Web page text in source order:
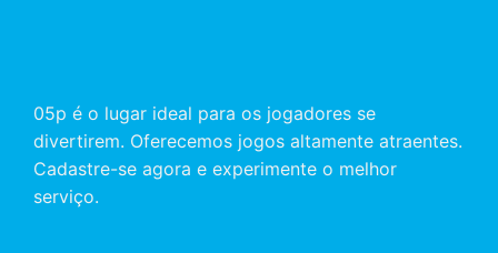
05p é o lugar ideal para os jogadores se
divertirem. Oferecemos jogos altamente atraentes.
Cadastre-se agora e experimente o melhor
serviço.